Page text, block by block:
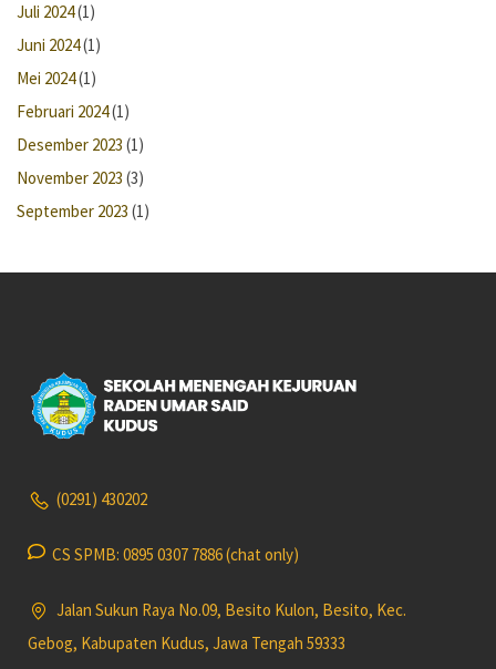
Juli 2024(1)
Juni 2024(1)
Mei 2024(1)
Februari 2024(1)
Desember 2023 (1)
November 2023 (3)
September 2023 (1)
(0291) 430202
CS SPMB: 0895 0307 7886 (chat only)
Jalan Sukun Raya No.09, Besito Kulon, Besito, Kec.
Gebog, Kabupaten Kudus, Jawa Tengah 59333